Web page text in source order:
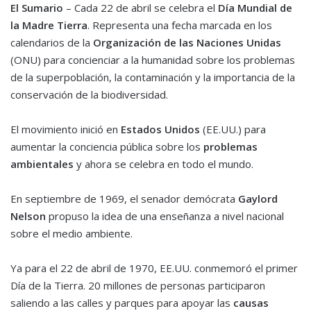
El Sumario – Cada 22 de abril se celebra el Día Mundial de
la Madre Tierra. Representa una fecha marcada en los
calendarios de la Organización de las Naciones Unidas
(ONU) para concienciar a la humanidad sobre los problemas
de la superpoblación, la contaminación y la importancia de la
conservación de la biodiversidad.
El movimiento inició en Estados Unidos (EE.UU.) para
aumentar la conciencia pública sobre los problemas
ambientales y ahora se celebra en todo el mundo.
En septiembre de 1969, el senador demócrata Gaylord
Nelson propuso la idea de una enseñanza a nivel nacional
sobre el medio ambiente.
Ya para el 22 de abril de 1970, EE.UU. conmemoró el primer
Día de la Tierra. 20 millones de personas participaron
saliendo a las calles y parques para apoyar las causas